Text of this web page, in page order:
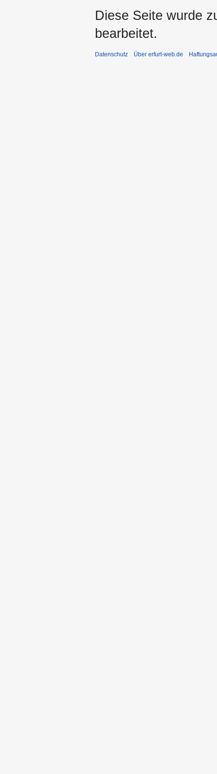
Diese Seite wurde
bearbeitet.
Datenschutz Über erfurt-web.de